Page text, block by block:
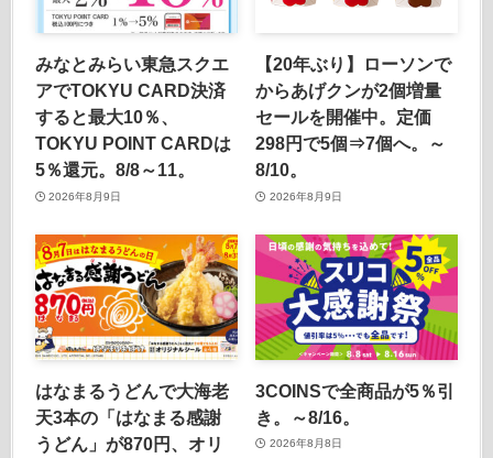
みなとみらい東急スクエ
アでTOKYU CARD決済
すると最大10％、
TOKYU POINT CARDは
5％還元。8/8～11。
2026年8月9日
【20年ぶり】ローソンで
からあげクンが2個増量
セールを開催中。定価
298円で5個⇒7個へ。～
8/10。
2026年8月9日
はなまるうどんで大海老
天3本の「はなまる感謝
うどん」が870円、オリ
3COINSで全商品が5％引
き。～8/16。
2026年8月8日